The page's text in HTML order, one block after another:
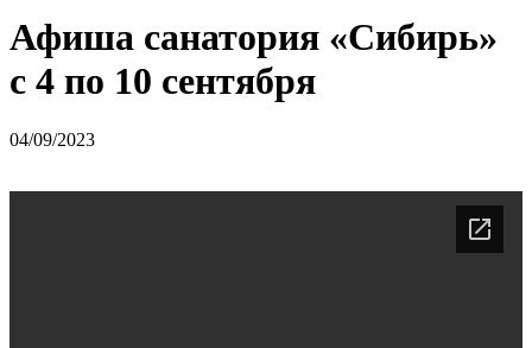
Афиша санатория «Сибирь»
с 4 по 10 сентября
04/09/2023